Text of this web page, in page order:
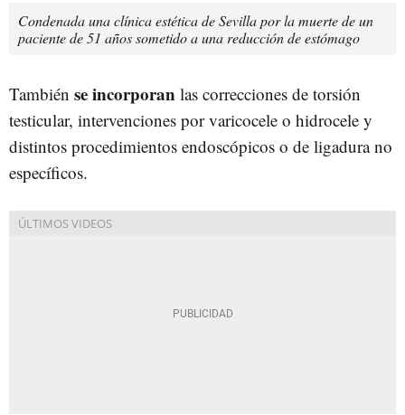
Condenada una clínica estética de Sevilla por la muerte de un
paciente de 51 años sometido a una reducción de estómago
También se incorporan las correcciones de torsión
testicular, intervenciones por varicocele o hidrocele y
distintos procedimientos endoscópicos o de ligadura no
específicos.